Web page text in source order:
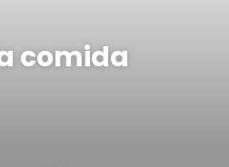
comida